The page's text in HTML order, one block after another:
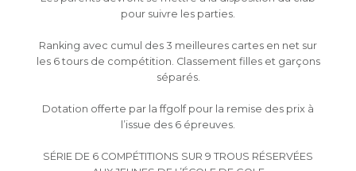
pour suivre les parties.
Ranking avec cumul des 3 meilleures cartes en net sur
les 6 tours de compétition. Classement filles et garçons
séparés.
Dotation offerte par la ffgolf pour la remise des prix à
l’issue des 6 épreuves.
SÉRIE DE 6 COMPÉTITIONS SUR 9 TROUS RÉSERVÉES